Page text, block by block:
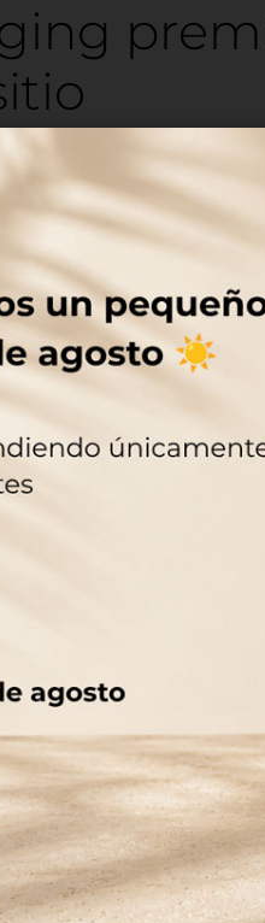
se percibe
tiene nada raro y
la marca
sin esfuerzo, la
físico: la tapa
Son detalles
cada día. Si
la da el
en “acabados
metalizaciones o
en un segundo?
bien ordenado,
reconoce, la
leer un párrafo.
control.